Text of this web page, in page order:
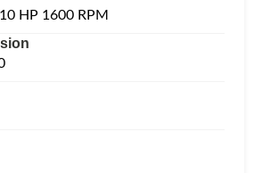
HP 1600 RPM